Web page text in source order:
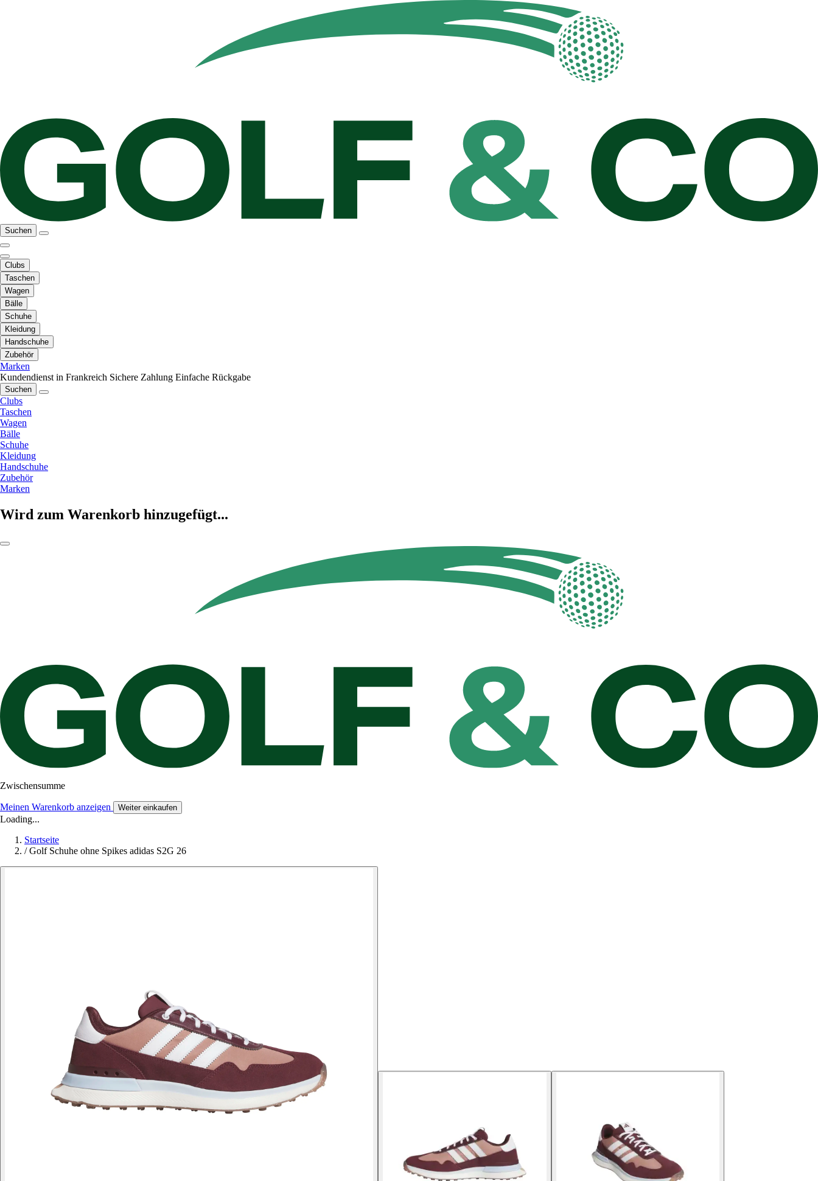
Suchen
Clubs
Taschen
Wagen
Bälle
Schuhe
Kleidung
Handschuhe
Zubehör
Marken
Kundendienst in Frankreich Sichere Zahlung Einfache Rückgabe
Suchen
Clubs
Taschen
Wagen
Bälle
Schuhe
Kleidung
Handschuhe
Zubehör
Marken
Wird zum Warenkorb hinzugefügt...
Zwischensumme
Meinen Warenkorb anzeigen Weiter einkaufen
Loading...
Startseite
/ Golf Schuhe ohne Spikes adidas S2G 26